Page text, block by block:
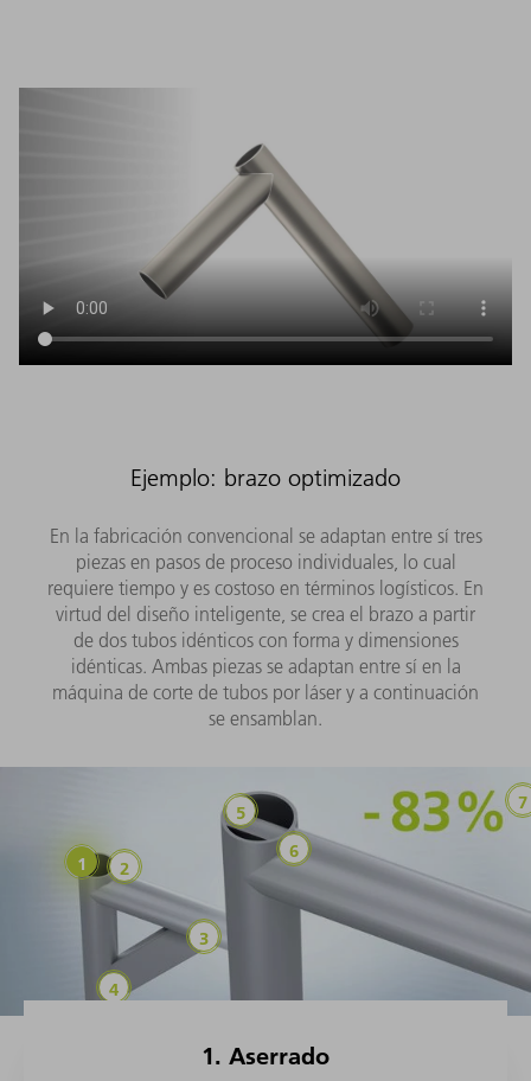
Ejemplo: brazo optimizado
En la fabricación convencional se adaptan entre sí tres
piezas en pasos de proceso individuales, lo cual
requiere tiempo y es costoso en términos logísticos. En
virtud del diseño inteligente, se crea el brazo a partir
de dos tubos idénticos con forma y dimensiones
idénticas. Ambas piezas se adaptan entre sí en la
máquina de corte de tubos por láser y a continuación
se ensamblan.
1. Aserrado